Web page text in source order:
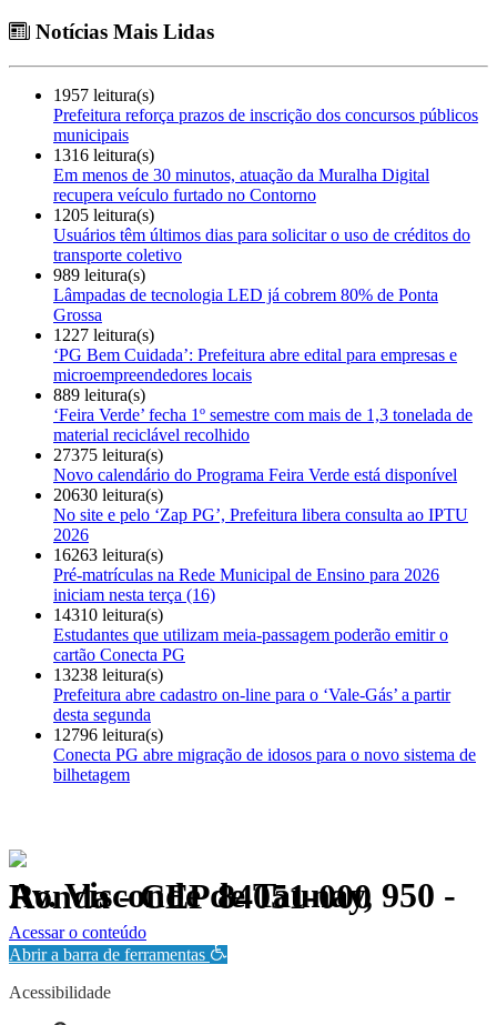
Notícias Mais Lidas
1957 leitura(s)
Prefeitura reforça prazos de inscrição dos concursos públicos
municipais
1316 leitura(s)
Em menos de 30 minutos, atuação da Muralha Digital
recupera veículo furtado no Contorno
1205 leitura(s)
Usuários têm últimos dias para solicitar o uso de créditos do
transporte coletivo
989 leitura(s)
Lâmpadas de tecnologia LED já cobrem 80% de Ponta
Grossa
1227 leitura(s)
‘PG Bem Cuidada’: Prefeitura abre edital para empresas e
microempreendedores locais
889 leitura(s)
‘Feira Verde’ fecha 1º semestre com mais de 1,3 tonelada de
material reciclável recolhido
27375 leitura(s)
Novo calendário do Programa Feira Verde está disponível
20630 leitura(s)
No site e pelo ‘Zap PG’, Prefeitura libera consulta ao IPTU
2026
16263 leitura(s)
Pré-matrículas na Rede Municipal de Ensino para 2026
iniciam nesta terça (16)
14310 leitura(s)
Estudantes que utilizam meia-passagem poderão emitir o
cartão Conecta PG
13238 leitura(s)
Prefeitura abre cadastro on-line para o ‘Vale-Gás’ a partir
desta segunda
12796 leitura(s)
Conecta PG abre migração de idosos para o novo sistema de
bilhetagem
Av. Visconde de Taunay, 950 - Ronda - CEP 84051-000
Política de Privacidade.
Acessar o conteúdo
Abrir a barra de ferramentas
Acessibilidade